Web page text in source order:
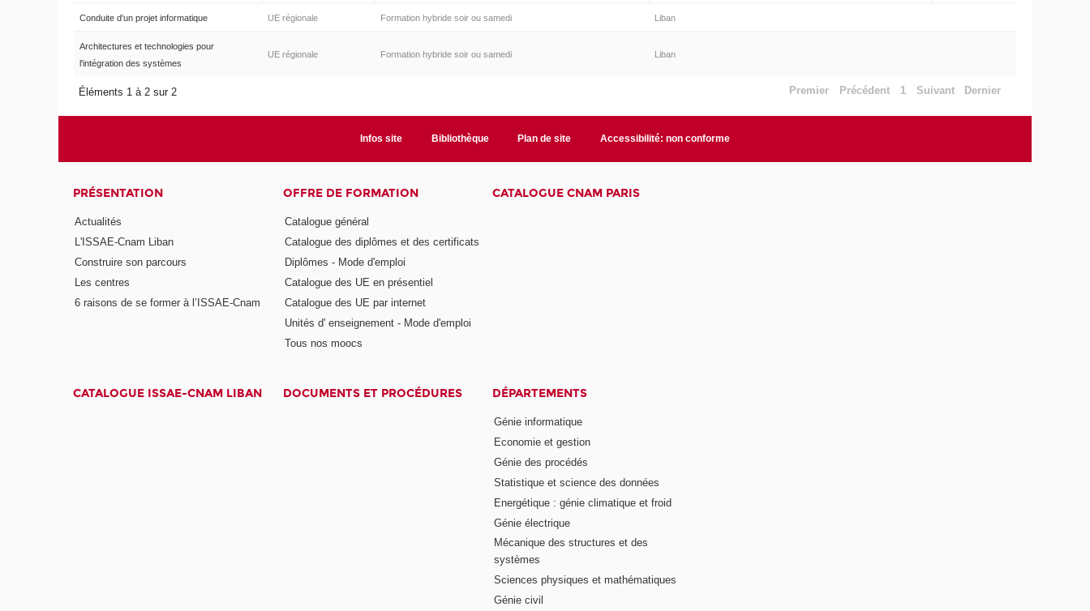
Conduite d'un projet informatique UE régionale Formation hybride soir ou samedi Liban
Architectures et technologies pour
l'intégration des systèmes
UE régionale Formation hybride soir ou samedi Liban
Éléments 1 à 2 sur 2 Premier Précédent 1 Suivant Dernier
Infos site Bibliothèque Plan de site Accessibilité: non conforme
PRÉSENTATION
Actualités
L'ISSAE-Cnam Liban
Construire son parcours
Les centres
6 raisons de se former à l’ISSAE-Cnam
OFFRE DE FORMATION
Catalogue général
Catalogue des diplômes et des certificats
Diplômes - Mode d'emploi
Catalogue des UE en présentiel
Catalogue des UE par internet
Unités d' enseignement - Mode d'emploi
Tous nos moocs
CATALOGUE CNAM PARIS
CATALOGUE ISSAE-CNAM LIBAN DOCUMENTS ET PROCÉDURES DÉPARTEMENTS
Génie informatique
Economie et gestion
Génie des procédés
Statistique et science des données
Energétique : génie climatique et froid
Génie électrique
Mécanique des structures et des
systèmes
Sciences physiques et mathématiques
Génie civil